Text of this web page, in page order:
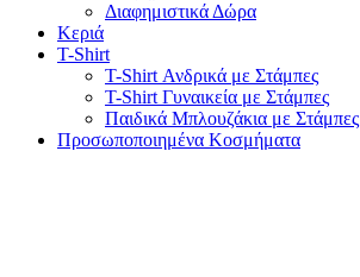
Διαφημιστικά Δώρα
Κεριά
T-Shirt
T-Shirt Ανδρικά με Στάμπες
T-Shirt Γυναικεία με Στάμπες
Παιδικά Μπλουζάκια με Στάμπες
Προσωποποιημένα Κοσμήματα